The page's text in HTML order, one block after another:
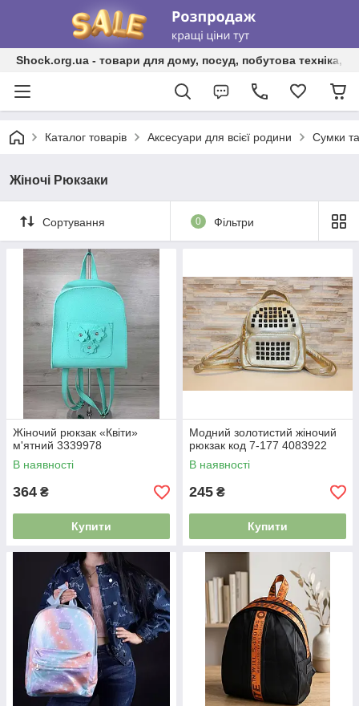
Shock.org.ua - товари для дому, посуд, побутова техніка,
Каталог товарів Аксесуари для всієї родини Сумки
Жіночі Рюкзаки
Сортування 0 Фільтри
Жіночий рюкзак «Квіти»
м'ятний 3339978
В наявності
364 ₴
Купити
Модний золотистий жіночий
рюкзак код 7-177 4083922
В наявності
245 ₴
Купити